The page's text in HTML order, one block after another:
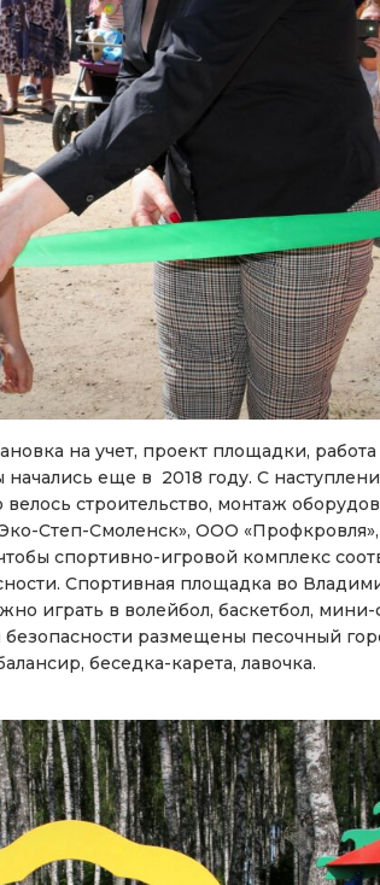
на учет, проект площадки,
еще в 2018 году. С
строительство, монтаж
Степ-Смоленск», ООО
спортивно-игровой комплекс
Спортивная площадка во
играть в волейбол, баскетбол, мини-
размещены песочный
беседка-карета, лавочка.